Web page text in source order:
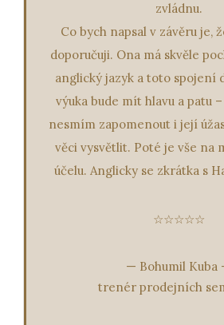
zvládnu.
Co bych napsal v závěru je,
doporučuji. Ona má skvěle
anglický jazyk a toto spojení
výuka bude mít hlavu a patu
nesmím zapomenout i její
věci vysvětlit. Poté je vše na
účelu. Anglicky se zkrátka s
☆☆☆☆☆
— Bohumil Kuba
trenér prodejních